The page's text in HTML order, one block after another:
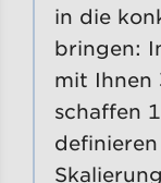
in die
bringen:
mit Ihnen
schaffen